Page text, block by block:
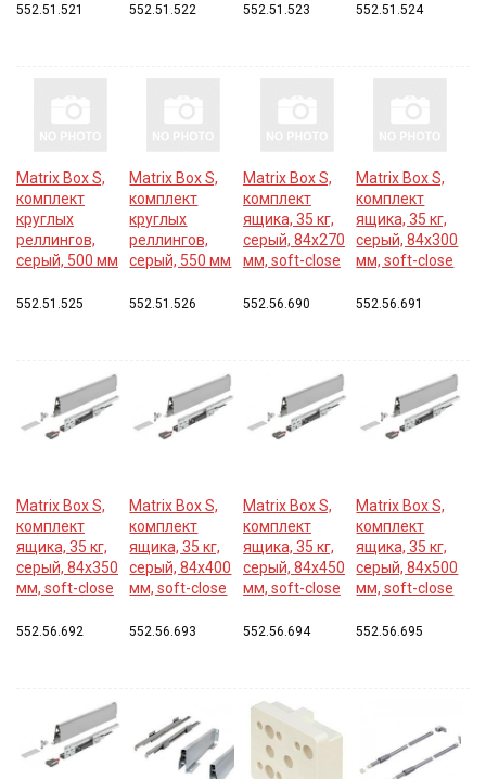
552.51.521 552.51.522 552.51.523 552.51.524
Matrix Box S,
комплект
круглых
реллингов,
серый, 500 мм
552.51.525
Matrix Box S,
комплект
круглых
реллингов,
серый, 550 мм
552.51.526
Matrix Box S,
комплект
ящика, 35 кг,
серый, 84x270
мм, soft-close
552.56.690
Matrix Box S,
комплект
ящика, 35 кг,
серый, 84x300
мм, soft-close
552.56.691
Matrix Box S,
комплект
ящика, 35 кг,
серый, 84x350
мм, soft-close
552.56.692
Matrix Box S,
комплект
ящика, 35 кг,
серый, 84x400
мм, soft-close
552.56.693
Matrix Box S,
комплект
ящика, 35 кг,
серый, 84x450
мм, soft-close
552.56.694
Matrix Box S,
комплект
ящика, 35 кг,
серый, 84x500
мм, soft-close
552.56.695